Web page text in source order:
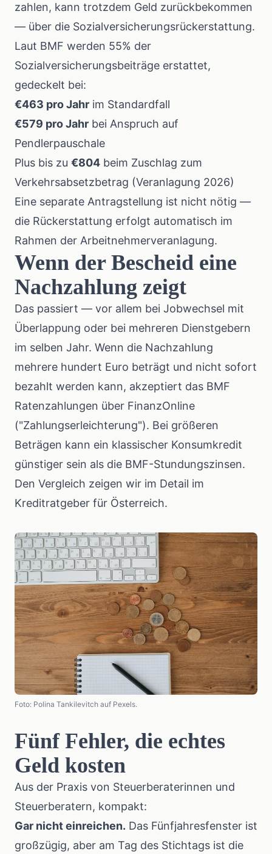
zahlen, kann trotzdem Geld zurückbekommen
— über die Sozialversicherungsrückerstattung.
Laut BMF werden 55% der
Sozialversicherungsbeiträge erstattet,
gedeckelt bei:
€463 pro Jahr im Standardfall
€579 pro Jahr bei Anspruch auf
Pendlerpauschale
Plus bis zu €804 beim Zuschlag zum
Verkehrsabsetzbetrag (Veranlagung 2026)
Eine separate Antragstellung ist nicht nötig —
die Rückerstattung erfolgt automatisch im
Rahmen der Arbeitnehmerveranlagung.
Wenn der Bescheid eine
Nachzahlung zeigt
Das passiert — vor allem bei Jobwechsel mit
Überlappung oder bei mehreren Dienstgebern
im selben Jahr. Wenn die Nachzahlung
mehrere hundert Euro beträgt und nicht sofort
bezahlt werden kann, akzeptiert das BMF
Ratenzahlungen über FinanzOnline
("Zahlungserleichterung"). Bei größeren
Beträgen kann ein klassischer Konsumkredit
günstiger sein als die BMF-Stundungszinsen.
Den Vergleich zeigen wir im Detail im
Kreditratgeber für Österreich.
Foto: Polina Tankilevitch auf Pexels.
Fünf Fehler, die echtes
Geld kosten
Aus der Praxis von Steuerberaterinnen und
Steuerberatern, kompakt:
Gar nicht einreichen. Das Fünfjahresfenster ist
großzügig, aber am Tag des Stichtags ist die